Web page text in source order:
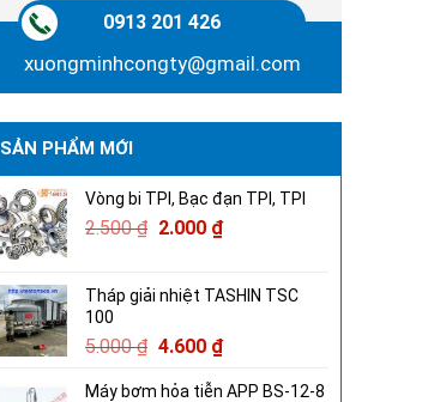
0913 201 426
xuongminhcongty@gmail.com
SẢN PHẨM MỚI
Vòng bi TPI, Bạc đạn TPI, TPI
2.500₫ 2.000 ₫
Tháp giải nhiệt TASHIN TSC
100
5.000₫ 4.600 ₫
Máy bơm hỏa tiễn APP BS-12-8